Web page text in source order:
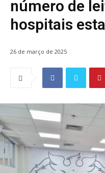
número de
hospitais
26 de março de 2025